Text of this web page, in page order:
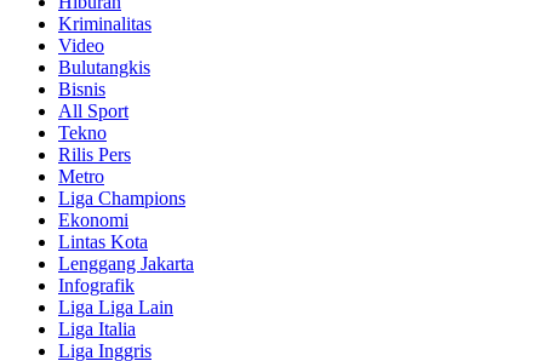
Kriminalitas
Video
Bulutangkis
Bisnis
All Sport
Tekno
Rilis Pers
Metro
Liga Champions
Ekonomi
Lintas Kota
Lenggang Jakarta
Infografik
Liga Liga Lain
Liga Italia
Liga Inggris